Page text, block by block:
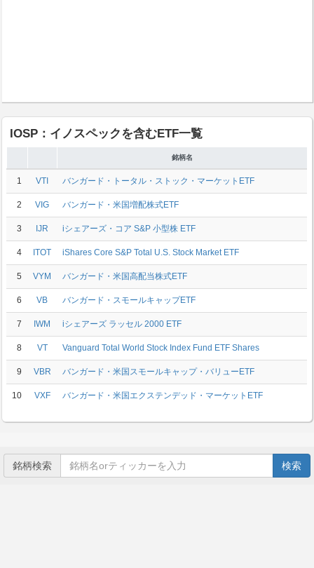
IOSP：イノスペックを含むETF一覧
銘柄名
1 VTI バンガード・トータル・ストック・マーケットETF
2 VIG バンガード・米国増配株式ETF
3 IJR iシェアーズ・コア S&P 小型株 ETF
4 ITOT iShares Core S&P Total U.S. Stock Market ETF
5 VYM バンガード・米国高配当株式ETF
6 VB バンガード・スモールキャップETF
7 IWM iシェアーズ ラッセル 2000 ETF
8 VT Vanguard Total World Stock Index Fund ETF Shares
9 VBR バンガード・米国スモールキャップ・バリューETF
10 VXF バンガード・米国エクステンデッド・マーケットETF
銘柄検索 検索